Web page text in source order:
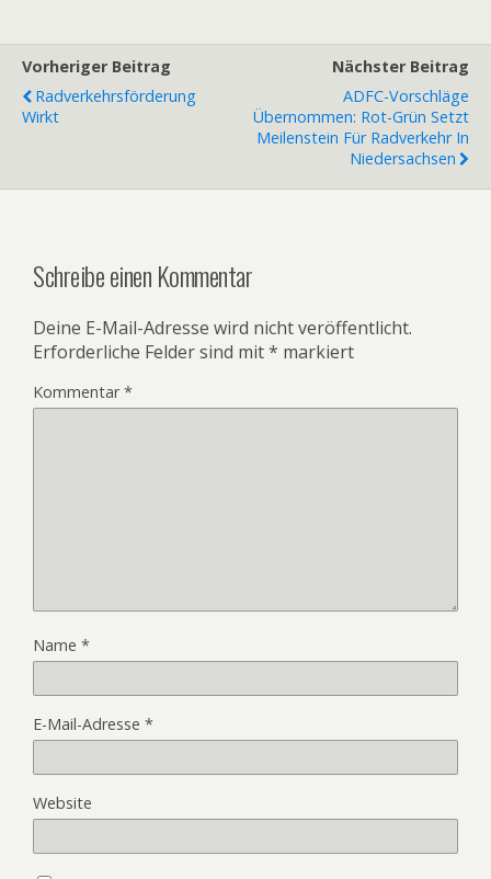
Vorheriger Beitrag
Radverkehrsförderung
Wirkt
Nächster Beitrag
ADFC-Vorschläge
Übernommen: Rot-Grün Setzt
Meilenstein Für Radverkehr In
Niedersachsen
Schreibe einen Kommentar
Deine E-Mail-Adresse wird nicht veröffentlicht.
Erforderliche Felder sind mit* markiert
Kommentar*
Name *
E-Mail-Adresse *
Website